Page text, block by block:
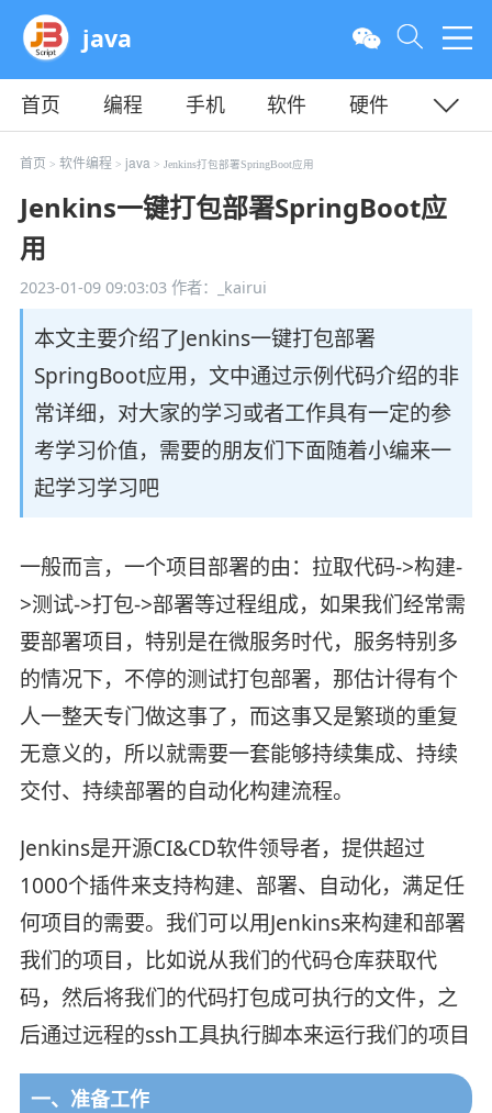
java
首页 编程 手机 软件
硬件
教程
平面 服务器
首页 > 软件编程 > java> Jenkins打包部署SpringBoot应用
Jenkins一键打包部署SpringBoot应
用
2023-01-09 09:03:03作者：_kairui
本文主要介绍了Jenkins一键打包部署
SpringBoot应用，文中通过示例代码介绍的非
常详细，对大家的学习或者工作具有一定的参
考学习价值，需要的朋友们下面随着小编来一
起学习学习吧
一般而言，一个项目部署的由：拉取代码->构建-
>测试->打包->部署等过程组成，如果我们经常需
要部署项目，特别是在微服务时代，服务特别多
的情况下，不停的测试打包部署，那估计得有个
人一整天专门做这事了，而这事又是繁琐的重复
无意义的，所以就需要一套能够持续集成、持续
交付、持续部署的自动化构建流程。
Jenkins是开源CI&CD软件领导者，提供超过
1000个插件来支持构建、部署、自动化，满足任
何项目的需要。我们可以用Jenkins来构建和部署
我们的项目，比如说从我们的代码仓库获取代
码，然后将我们的代码打包成可执行的文件，之
后通过远程的ssh工具执行脚本来运行我们的项目
一、准备工作